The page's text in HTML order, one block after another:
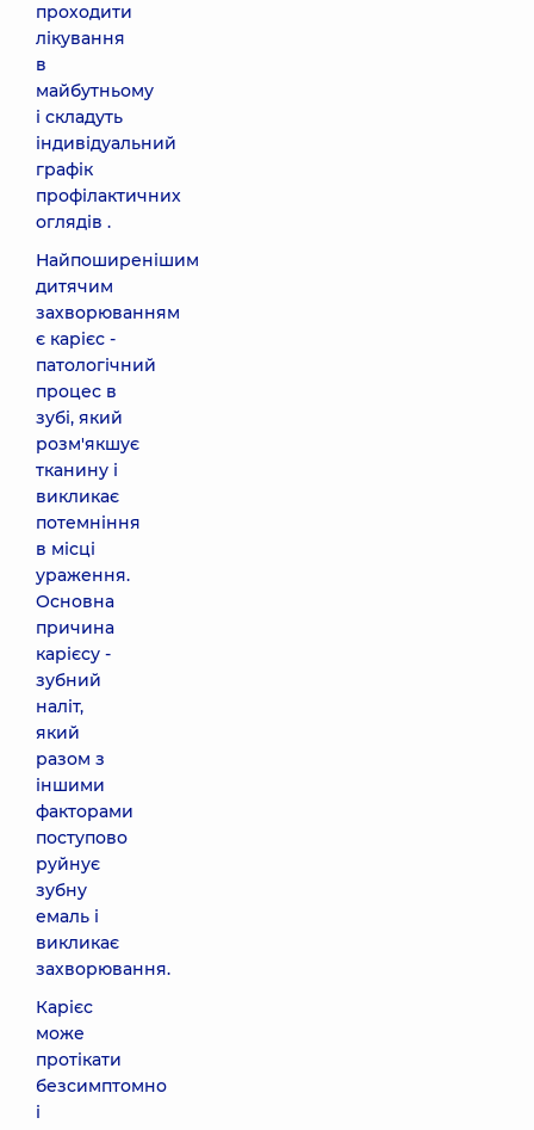
проходити
лікування
в
майбутньому
і складуть
індивідуальний
графік
профілактичних
оглядів .
Найпоширенішим
дитячим
захворюванням
є карієс -
патологічний
процес в
зубі, який
розм'якшує
тканину і
викликає
потемніння
в місці
ураження.
Основна
причина
карієсу -
зубний
наліт,
який
разом з
іншими
факторами
поступово
руйнує
зубну
емаль і
викликає
захворювання.
Карієс
може
протікати
безсимптомно
і